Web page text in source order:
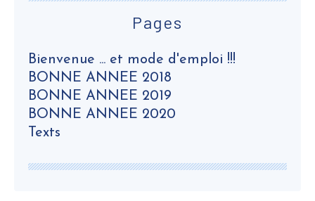
Pages
Bienvenue ... et mode d'emploi !!!
BONNE ANNEE 2018
BONNE ANNEE 2019
BONNE ANNEE 2020
Texts